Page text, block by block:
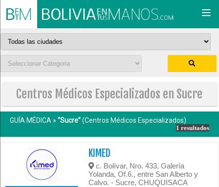
Centros Médicos Especializados en Sucre
GUÍA MÉDICA » “Sucre”(Centros Médicos Especializados)
1 resultados
KIMED
c. Bolívar, Nro. 433, Galería
Yolanda, Of.6., entre San Alberto y
Calvo. - Sucre, CHUQUISACA